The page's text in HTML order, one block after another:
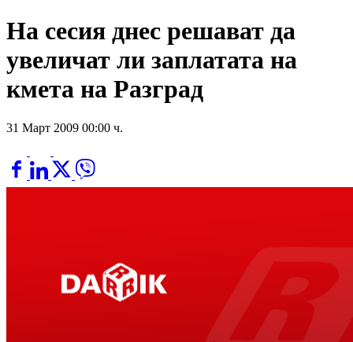
На сесия днес решават да
увеличат ли заплатата на
кмета на Разград
31 Март 2009 00:00 ч.